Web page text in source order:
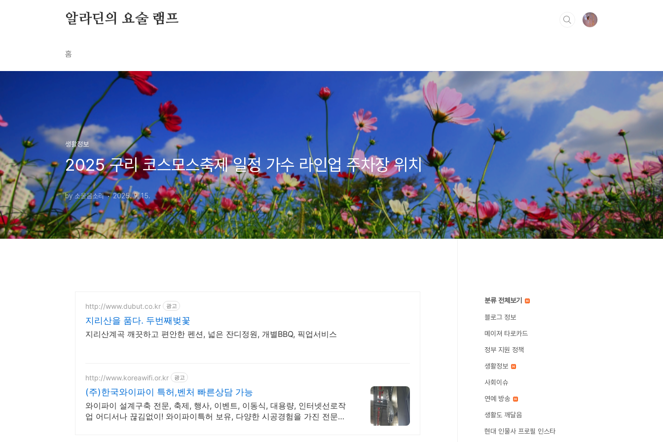
알라딘의 요술 램프
홈
생활정보
2025 구리 코스모스축제 일정 가수 라인업 주차장 위치
by 소울음소리 2025. 9. 15.
http://www.dubut.co.kr 광고
지리산을 품다. 두번째벚꽃
지리산계곡 깨끗하고 편안한 펜션, 넓은 잔디정원, 개별BBQ, 픽업서비스
http://www.koreawifi.or.kr 광고
(주)한국와이파이 특허,벤처 빠른상담 가능
와이파이 설계구축 전문, 축제, 행사, 이벤트, 이동식, 대용량, 인터넷선로작
업 어디서나 끊김없이! 와이파이특허 보유, 다양한 시공경험을 가진 전문성
분류 전체보기
블로그 정보
메이져 타로카드
정부 지원 정책
생활정보
사회이슈
연예 방송
생활도 깨달음
현대 인물사 프로필 인스타